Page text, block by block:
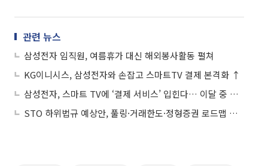
관련 뉴스
삼성전자 임직원, 여름휴가 대신 해외봉사활동 펼쳐
KG이니시스, 삼성전자와 손잡고 스마트TV 결제 본격화 ↑
삼성전자, 스마트 TV에 ‘결제 서비스’ 입힌다… 이달 중 서비스 시작
STO 하위법규 예상안, 풀링·거래한도·정형증권 로드맵 제시